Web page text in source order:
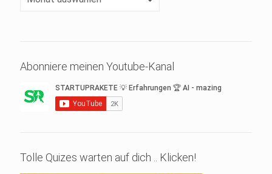
Abonniere meinen Youtube-Kanal
Tolle Quizes warten auf dich .. Klicken!